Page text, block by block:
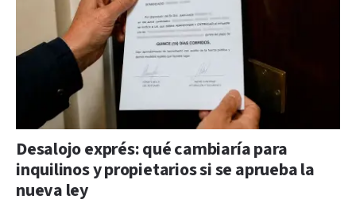
Desalojo exprés: qué cambiaría para
inquilinos y propietarios si se aprueba la
nueva ley